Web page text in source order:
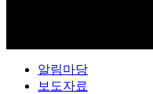
알림마당
보도자료